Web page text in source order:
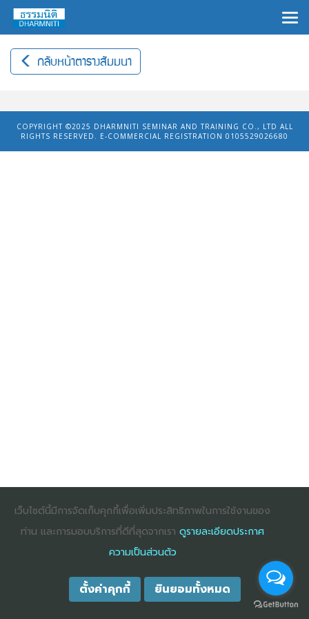
กลับหน้าตารางสัมมนา
COPYRIGHT ©2025 DHARMNITI SEMINAR AND TRAINING CO., LTD ALL
RIGHTS RESERVED. E-COMMERCIAL REGISTRATION 0105529026680
เว็บไซต์นี้มีการจัดเก็บคุกกี้เพื่อเพิ่มประสิทธิภาพในการใช้งานของ
ท่าน และการมอบบริการที่ดีที่สุดจากเรา ดูรายละเอียดประกาศ
ความเป็นส่วนตัว
ตั้งค่าคุกกี้ ยินยอมทั้งหมด
×